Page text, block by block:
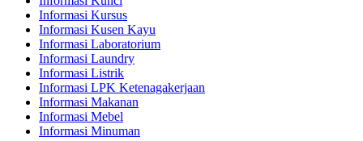
Informasi Kursus
Informasi Kusen Kayu
Informasi Laboratorium
Informasi Laundry
Informasi Listrik
Informasi LPK Ketenagakerjaan
Informasi Makanan
Informasi Mebel
Informasi Minuman